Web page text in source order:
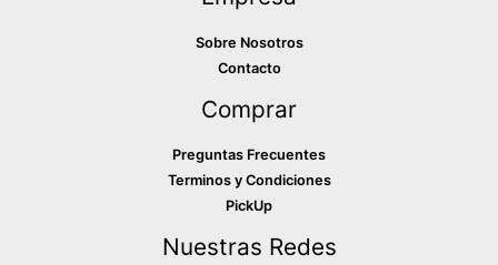
producto
Sobre Nosotros
Contacto
Comprar
Preguntas Frecuentes
Terminos y Condiciones
PickUp
Nuestras Redes